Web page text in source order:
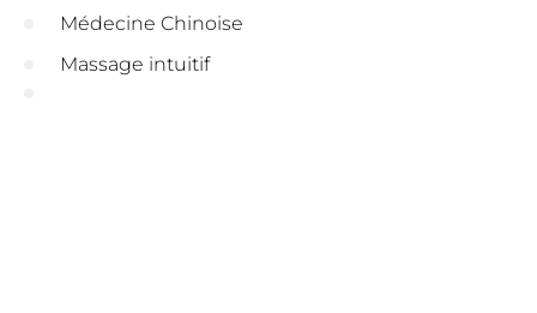
Médecine Chinoise
Massage intuitif